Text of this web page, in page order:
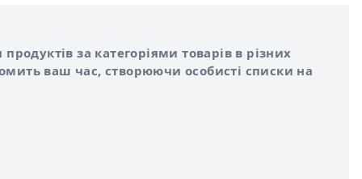
за категоріями товарів в різних
ваш час, створюючи особисті списки на